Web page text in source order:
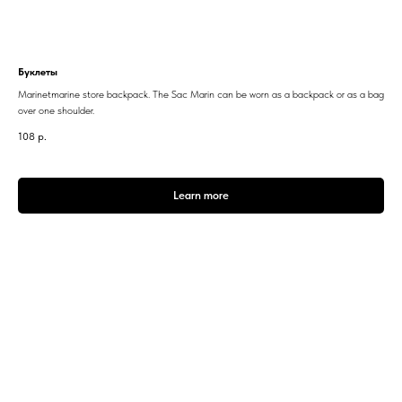
Буклеты
Marinetmarine store backpack. The Sac Marin can be worn as a backpack or as a bag
over one shoulder.
108 р.
Learn more